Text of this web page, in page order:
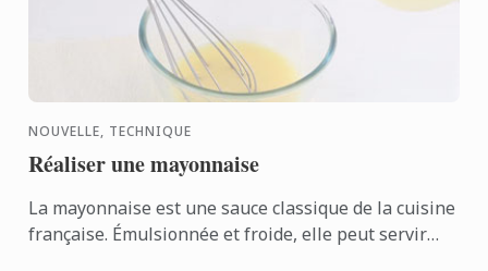
NOUVELLE, TECHNIQUE
Réaliser une mayonnaise
La mayonnaise est une sauce classique de la cuisine
française. Émulsionnée et froide, elle peut servir